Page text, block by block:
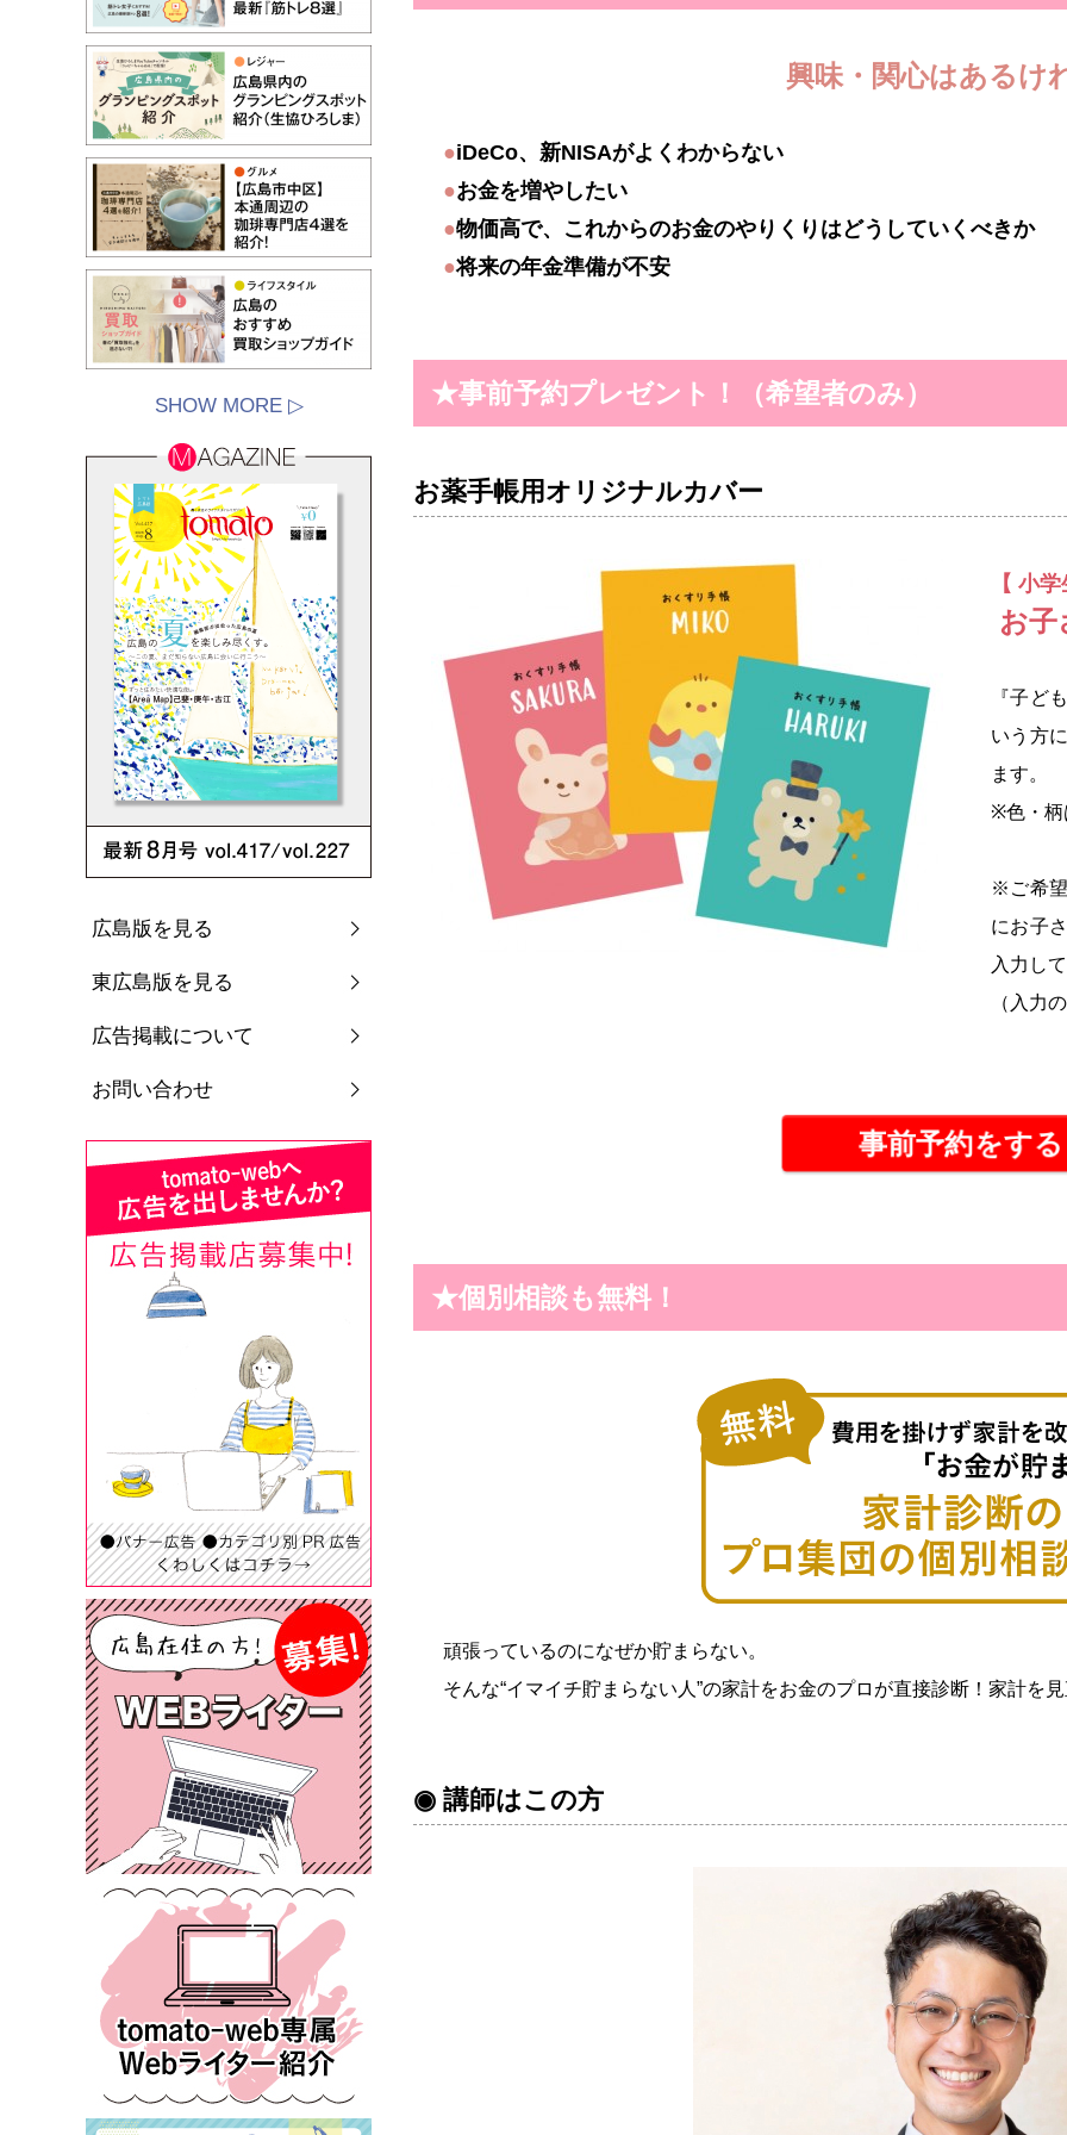
興味・関心はあるけ
●iDeCo、新NISAがよくわからない
●お金を増やしたい
●物価高で、これからのお金のやりくりはどうしていくべきか
●将来の年金準備が不安
★事前予約プレゼント！（希望者のみ）
お薬手帳用オリジナルカバー
【 小
お子
『子ど
いう方
ます。
※色・柄
※ご希
にお子
入力し
（入力
事前予約をする
★個別相談も無料！
頑張っているのになぜか貯まらない。
そんな“イマイチ貯まらない人”の家計をお金のプロが直接診断！家計を
◉ 講師はこの方
SHOW MORE ▷
広島版を見る
東広島版を見る
広告掲載について
お問い合わせ